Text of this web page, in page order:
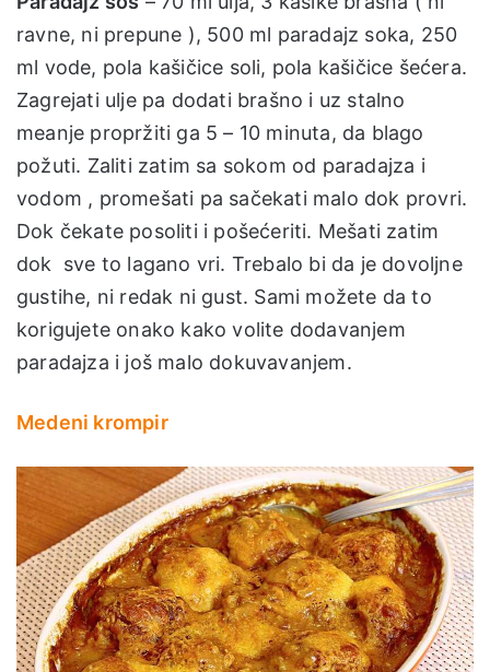
ravne, ni prepune ), 500 ml paradajz soka, 250
ml vode, pola kašičice soli, pola kašičice šećera.
Zagrejati ulje pa dodati brašno i uz stalno
meanje propržiti ga 5 – 10 minuta, da blago
požuti. Zaliti zatim sa sokom od paradajza i
vodom , promešati pa sačekati malo dok provri.
Dok čekate posoliti i pošećeriti. Mešati zatim
dok sve to lagano vri. Trebalo bi da je dovoljne
gustihe, ni redak ni gust. Sami možete da to
korigujete onako kako volite dodavanjem
paradajza i još malo dokuvavanjem.
Medeni krompir